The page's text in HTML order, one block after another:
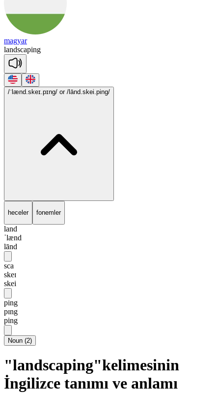
magyar
landscaping
/ˈlænd.skeɪ.pɪng/ or /lānd.skei.ping/
heceler fonemler
land
ˈlænd
lānd
sca
skeɪ
skei
ping
pɪng
ping
Noun (2)
"landscaping"kelimesinin
İngilizce tanımı ve anlamı